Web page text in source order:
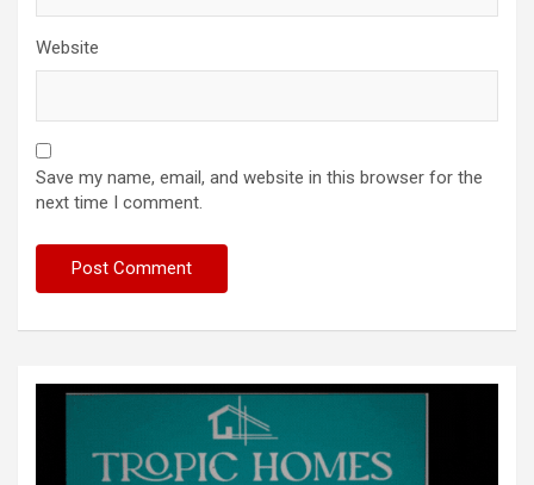
Website
Save my name, email, and website in this browser for the
next time I comment.